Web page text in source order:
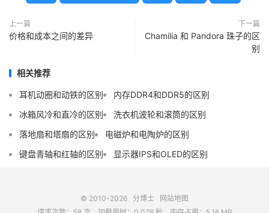
上一篇
价格和成本之间的差异
下一篇
Chamilia 和 Pandora 珠子的区
别
相关推荐
耳机动圈和动铁的区别
内存DDR4和DDR5的区别
冰箱风冷和直冷的区别
洗衣机波轮和滚筒的区别
落地扇和塔扇的区别
电磁炉和电陶炉的区别
键盘青轴和红轴的区别
显示器IPS和OLED的区别
© 2010-2026 分博士
网站地图